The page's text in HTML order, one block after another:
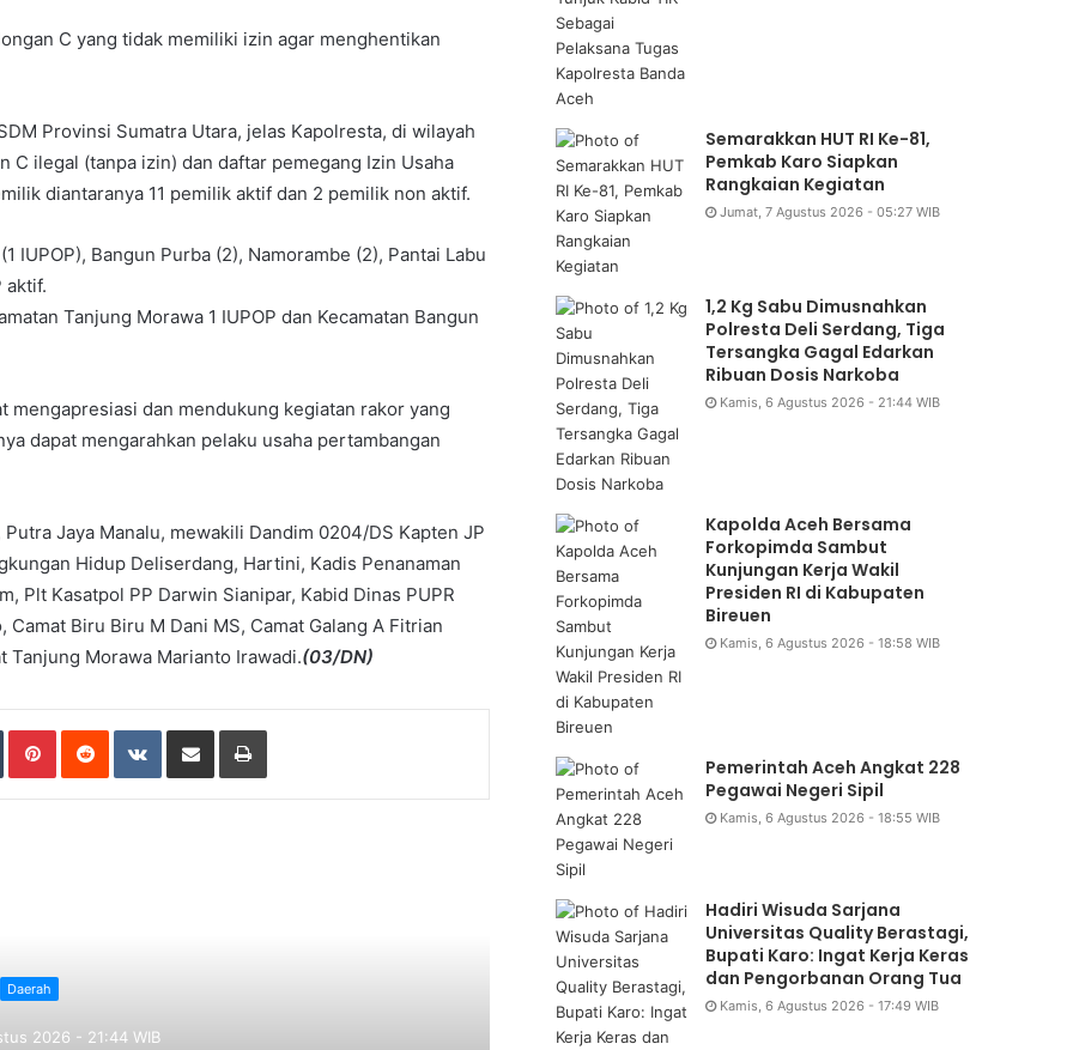
C yang tidak memiliki izin agar menghentikan
Provinsi Sumatra Utara, jelas Kapolresta, di wilayah
ilegal (tanpa izin) dan daftar pemegang Izin Usaha
diantaranya 11 pemilik aktif dan 2 pemilik non aktif.
IUPOP), Bangun Purba (2), Namorambe (2), Pantai Labu
aktif.
Tanjung Morawa 1 IUPOP dan Kecamatan Bangun
mengapresiasi dan mendukung kegiatan rakor yang
dapat mengarahkan pelaku usaha pertambangan
Jaya Manalu, mewakili Dandim 0204/DS Kapten JP
Hidup Deliserdang, Hartini, Kadis Penanaman
Plt Kasatpol PP Darwin Sianipar, Kabid Dinas PUPR
Biru Biru M Dani MS, Camat Galang A Fitrian
Tanjung Morawa Marianto Irawadi.(03/DN)
Tumblr Pinterest Reddit VKontakte
Daerah
2026 - 21:44 WIB
Daerah
Semarakkan HUT RI Ke-81,
Pemkab Karo Siapkan
Rangkaian Kegiatan
Jumat, 7 Agustus 2026 - 05:27 WIB
1,2 Kg Sabu Dimusnahkan
Polresta Deli Serdang, Tiga
Tersangka Gagal Edarkan
Ribuan Dosis Narkoba
Kamis, 6 Agustus 2026 - 21:44 WIB
Kapolda Aceh Bersama
Forkopimda Sambut
Kunjungan Kerja Wakil
Presiden RI di Kabupaten
Bireuen
Kamis, 6 Agustus 2026 - 18:58 WIB
Pemerintah Aceh Angkat 228
Pegawai Negeri Sipil
Kamis, 6 Agustus 2026 - 18:55 WIB
Hadiri Wisuda Sarjana
Universitas Quality Berastagi,
Bupati Karo: Ingat Kerja Keras
dan Pengorbanan Orang Tua
Kamis, 6 Agustus 2026 - 17:49 WIB